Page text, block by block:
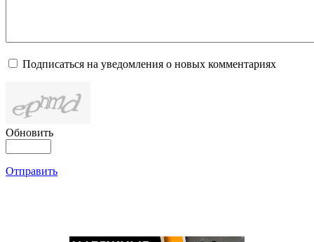
Подписаться на уведомления о новых комментариях
Обновить
Отправить